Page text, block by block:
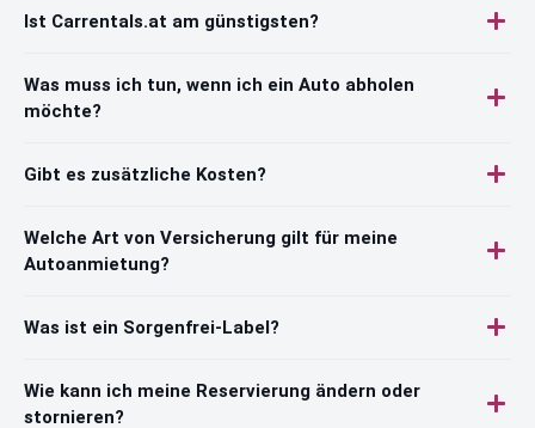
Ist Carrentals.at am günstigsten?
Was muss ich tun, wenn ich ein Auto abholen
möchte?
Gibt es zusätzliche Kosten?
Welche Art von Versicherung gilt für meine
Autoanmietung?
Was ist ein Sorgenfrei-Label?
Wie kann ich meine Reservierung ändern oder
stornieren?